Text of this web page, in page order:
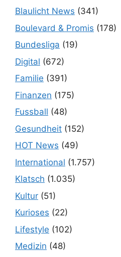
Blaulicht News (341)
Boulevard & Promis (178)
Bundesliga (19)
Digital (672)
Familie (391)
Finanzen (175)
Fussball (48)
Gesundheit (152)
HOT News (49)
International (1.757)
Klatsch (1.035)
Kultur (51)
Kurioses (22)
Lifestyle (102)
Medizin (48)